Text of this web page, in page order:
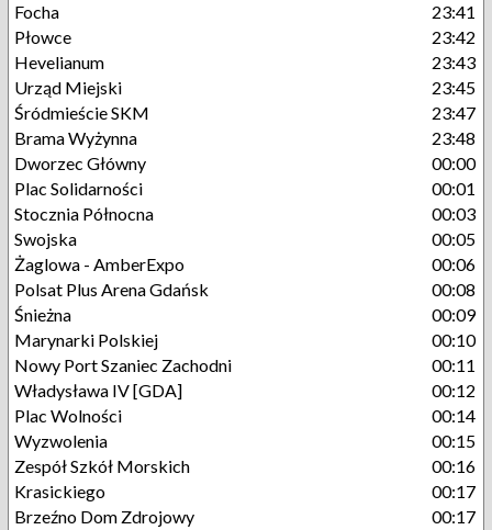
Focha
23:41
Płowce
23:42
Hevelianum
23:43
Urząd Miejski
23:45
Śródmieście SKM
23:47
Brama Wyżynna
23:48
Dworzec Główny
00:00
Plac Solidarności
00:01
Stocznia Północna
00:03
Swojska
00:05
Żaglowa - AmberExpo
00:06
Polsat Plus Arena Gdańsk
00:08
Śnieżna
00:09
Marynarki Polskiej
00:10
Nowy Port Szaniec Zachodni
00:11
Władysława IV [GDA]
00:12
Plac Wolności
00:14
Wyzwolenia
00:15
Zespół Szkół Morskich
00:16
Krasickiego
00:17
Brzeźno Dom Zdrojowy
00:17